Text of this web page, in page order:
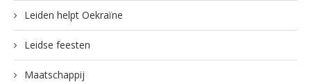
Leiden helpt Oekraïne
Leidse feesten
Maatschappij